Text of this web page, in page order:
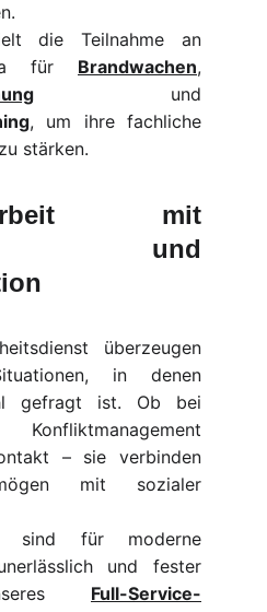
die Teilnahme an
für Brandwachen,
und
, um ihre fachliche
stärken.
mit
und
überzeugen
in denen
gefragt ist. Ob bei
Konfliktmanagement
– sie verbinden
mit sozialer
sind für moderne
und fester
Full-Service-